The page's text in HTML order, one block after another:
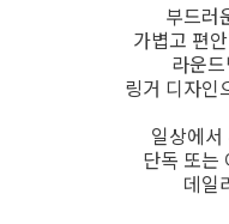
부드러
가볍고 편
라운
링거 디자인
일상에
단독 또는
데일